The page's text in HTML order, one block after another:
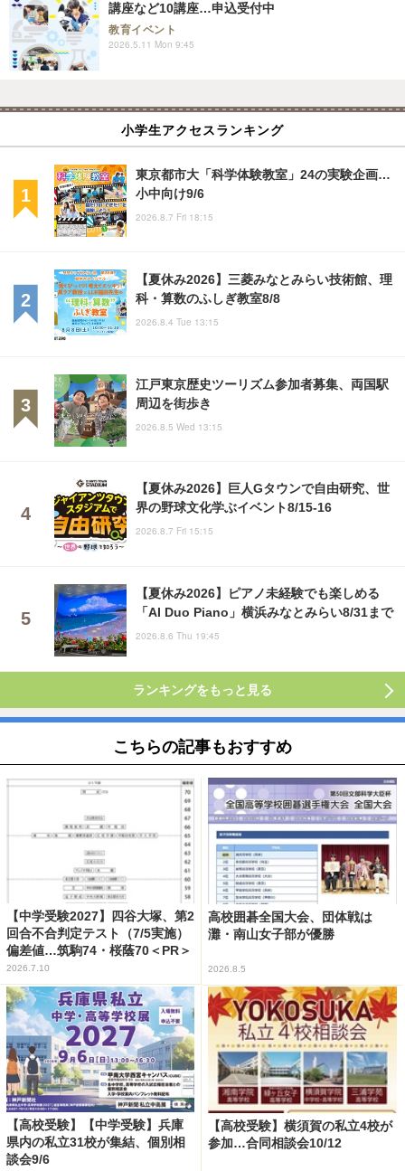
講座など10講座…申込受付中
教育イベント
2026.5.11 Mon 9:45
小学生アクセスランキング
東京都市大「科学体験教室」24の実験企画…
小中向け9/6
2026.8.7 Fri 18:15
【夏休み2026】三菱みなとみらい技術館、理
科・算数のふしぎ教室8/8
2026.8.4 Tue 13:15
江戸東京歴史ツーリズム参加者募集、両国駅
周辺を街歩き
2026.8.5 Wed 13:15
【夏休み2026】巨人Gタウンで自由研究、世
界の野球文化学ぶイベント8/15-16
2026.8.7 Fri 15:15
【夏休み2026】ピアノ未経験でも楽しめる
「AI Duo Piano」横浜みなとみらい8/31まで
2026.8.6 Thu 19:45
ランキングをもっと見る
こちらの記事もおすすめ
【中学受験2027】四谷大塚、第2
回合不合判定テスト（7/5実施）
偏差値…筑駒74・桜蔭70＜PR＞
2026.7.10
高校囲碁全国大会、団体戦は
灘・南山女子部が優勝
2026.8.5
【高校受験】【中学受験】兵庫
県内の私立31校が集結、個別相
談会9/6
【高校受験】横須賀の私立4校が
参加…合同相談会10/12